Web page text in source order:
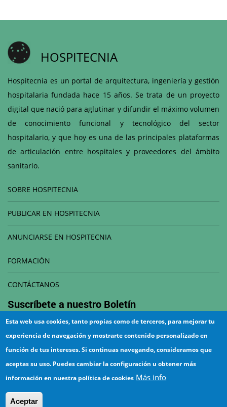
HOSPITECNIA
Hospitecnia es un portal de arquitectura, ingeniería y gestión
hospitalaria fundada hace 15 años. Se trata de un proyecto
digital que nació para aglutinar y difundir el máximo volumen
de conocimiento funcional y tecnológico del sector
hospitalario, y que hoy es una de las principales plataformas
de articulación entre hospitales y proveedores del ámbito
sanitario.
SOBRE HOSPITECNIA
PUBLICAR EN HOSPITECNIA
ANUNCIARSE EN HOSPITECNIA
FORMACIÓN
CONTÁCTANOS
Suscríbete a nuestro Boletín
¡Suscríbete!
Esta web usa cookies, tanto propias como de terceros, para mejorar tu
experiencia de navegación y mostrarte contenido personalizado en
función de tus intereses. Si continuas navegando, consideramos que
aceptas su uso. Puedes cambiar la configuración u obtener más
información en nuestra política de cookies Más info
Aceptar